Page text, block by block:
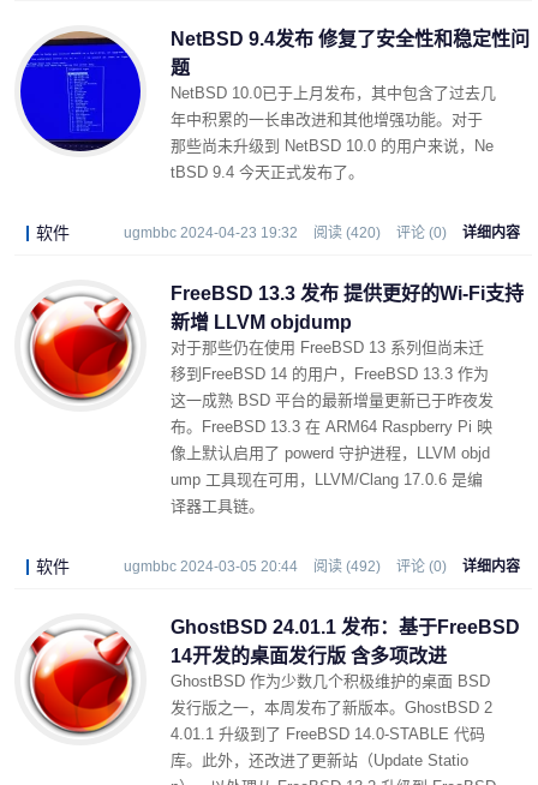
NetBSD 9.4发布 修复了安全性和稳定性问
题
NetBSD 10.0已于上月发布，其中包含了过去几
年中积累的一长串改进和其他增强功能。对于
那些尚未升级到 NetBSD 10.0 的用户来说，Ne
tBSD 9.4 今天正式发布了。
软件 ugmbbc 2024-04-23 19:32 阅读 (420) 评论 (0) 详细内容
FreeBSD 13.3 发布 提供更好的Wi-Fi支持
新增 LLVM objdump
对于那些仍在使用 FreeBSD 13 系列但尚未迁
移到FreeBSD 14 的用户，FreeBSD 13.3 作为
这一成熟 BSD 平台的最新增量更新已于昨夜发
布。FreeBSD 13.3 在 ARM64 Raspberry Pi 映
像上默认启用了 powerd 守护进程，LLVM objd
ump 工具现在可用，LLVM/Clang 17.0.6 是编
译器工具链。
软件 ugmbbc 2024-03-05 20:44 阅读 (492) 评论 (0) 详细内容
GhostBSD 24.01.1 发布：基于FreeBSD
14开发的桌面发行版 含多项改进
GhostBSD 作为少数几个积极维护的桌面 BSD
发行版之一，本周发布了新版本。GhostBSD 2
4.01.1 升级到了 FreeBSD 14.0-STABLE 代码
库。此外，还改进了更新站（Update Statio